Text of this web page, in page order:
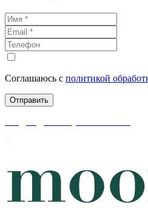
Соглашаюсь с политикой